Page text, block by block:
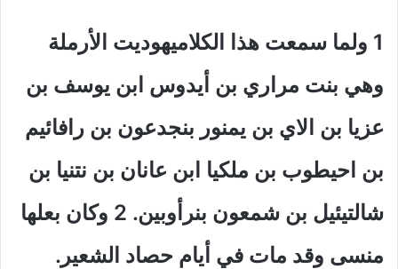
1 ولما سمعت هذا الكلاميهوديت الأرملة
وهي بنت مراري بن أيدوس ابن يوسف بن
عزيا بن الاي بن يمنور بنجدعون بن رافائيم
بن احيطوب بن ملكيا ابن عانان بن نتنيا بن
شالتيئيل بن شمعون بنرأوبين. 2 وكان بعلها
منسى وقد مات في أيام حصاد الشعير.